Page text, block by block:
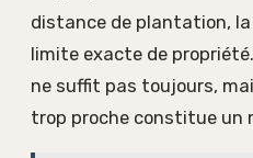
distance de plantation,
limite exacte de
ne suffit pas toujours,
trop proche constitue un